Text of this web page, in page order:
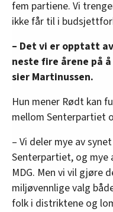
fem partiene. Vi
ikke får til i
– Det vi er opptatt
neste fire årene på
sier Martinussen.
Hun mener Rødt kan
mellom Senterpartiet
– Vi deler mye av
Senterpartiet, og mye
MDG. Men vi vil gjøre
miljøvennlige valg
folk i distriktene og